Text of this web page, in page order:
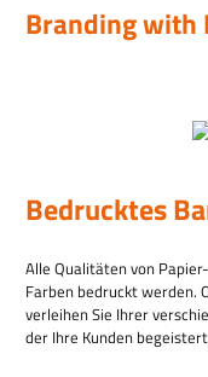
Branding with
Bedrucktes
Alle Qualitäten von
Farben bedruckt werden.
verleihen Sie Ihrer
der Ihre Kunden